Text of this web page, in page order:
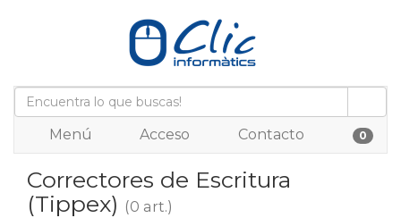
Menú Acceso Contacto 0
Correctores de Escritura
(Tippex) (0 art.)